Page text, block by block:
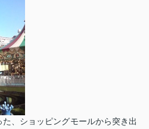
、ショッピングモールから突き出